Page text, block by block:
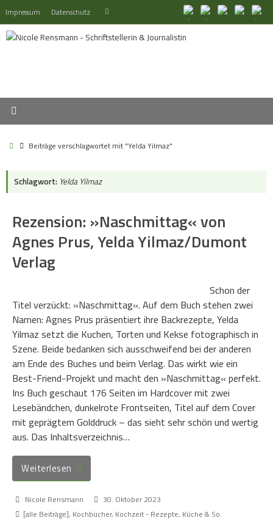
Inhalt
springen
Impressum Datenschutz Suchen
StartBeiträge verschlagwortet mit "Yelda Yilmaz"
Schlagwort: Yelda Yilmaz
Rezension: »Naschmittag« von
Agnes Prus, Yelda Yilmaz/Dumont
Verlag
Schon der
Titel verzückt: »Naschmittag«. Auf dem Buch stehen zwei
Namen: Agnes Prus präsentiert ihre Backrezepte, Yelda
Yilmaz setzt die Kuchen, Torten und Kekse fotographisch in
Szene. Beide bedanken sich ausschweifend bei der anderen
am Ende des Buches und beim Verlag. Das wirkt wie ein
Best-Friend-Projekt und macht den »Naschmittag« perfekt.
Ins Buch geschaut 176 Seiten im Hardcover mit zwei
Lesebändchen, dunkelrote Frontseiten, Titel auf dem Cover
mit geprägtem Golddruck – das sieht sehr schön und wertig
aus. Das Inhaltsverzeichnis…
Weiterlesen
Nicole Rensmann
30. Oktober 2023
[alle Beiträge], Kochbücher, Kochzeit - Rezepte, Küche & So.